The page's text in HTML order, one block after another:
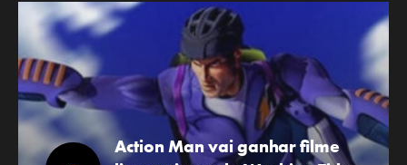
Action Man vai ganhar filme